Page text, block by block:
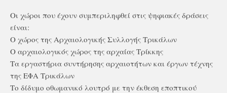
Οι χώροι που έχουν συμπεριληφθεί στις ψηφιακές δράσεις
είναι:
Ο χώρος της Αρχαιολογικής Συλλογής Τρικάλων
Ο αρχαιολογικός χώρος της αρχαίας Τρίκκης
Τα εργαστήρια συντήρησης αρχαιοτήτων και έργων τέχνης
της ΕΦΑ Τρικάλων
Το δίδυμο οθωμανικό λουτρό με την έκθεση εποπτικού